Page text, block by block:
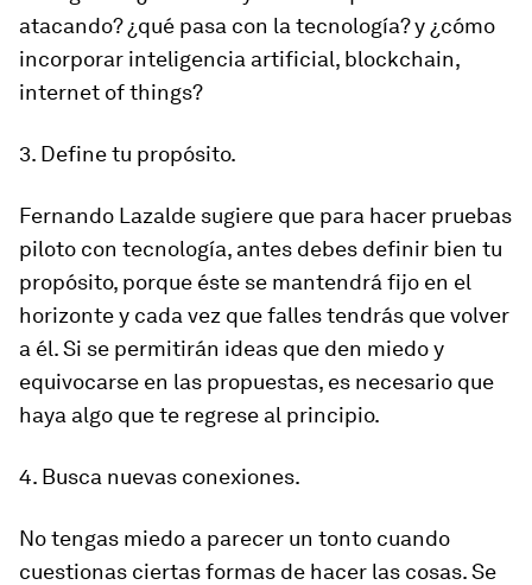
atacando? ¿qué pasa con la tecnología? y ¿cómo
incorporar inteligencia artificial, blockchain,
internet of things?
3. Define tu propósito.
Fernando Lazalde sugiere que para hacer pruebas
piloto con tecnología, antes debes definir bien tu
propósito, porque éste se mantendrá fijo en el
horizonte y cada vez que falles tendrás que volver
a él. Si se permitirán ideas que den miedo y
equivocarse en las propuestas, es necesario que
haya algo que te regrese al principio.
4. Busca nuevas conexiones.
No tengas miedo a parecer un tonto cuando
cuestionas ciertas formas de hacer las cosas. Se